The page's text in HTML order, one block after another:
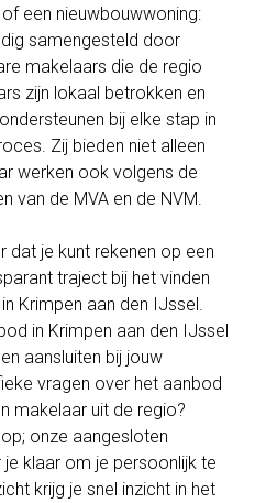
een nieuwbouwwoning:
samengesteld door
makelaars die de regio
zijn lokaal betrokken en
bij elke stap in
Zij bieden niet alleen
werken ook volgens de
van de MVA en de NVM.
dat je kunt rekenen op een
traject bij het vinden
Krimpen aan den IJssel.
in Krimpen aan den IJssel
aansluiten bij jouw
vragen over het aanbod
makelaar uit de regio?
onze aangesloten
klaar om je persoonlijk te
krijg je snel inzicht in het